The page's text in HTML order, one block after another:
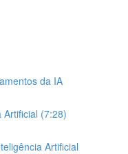
da IA
Artificial (7:28)
Artificial